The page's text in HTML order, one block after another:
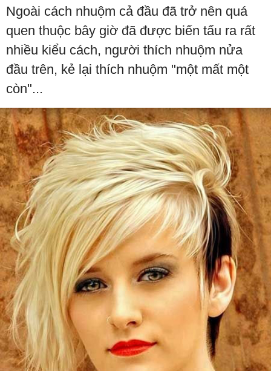
Ngoài cách nhuộm cả đầu đã trở nên quá
quen thuộc bây giờ đã được biến tấu ra rất
nhiều kiểu cách, người thích nhuộm nửa
đầu trên, kẻ lại thích nhuộm "một mất một
còn"...